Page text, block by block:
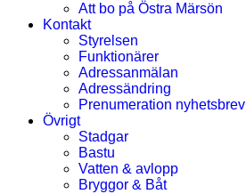
Att bo på Östra Märsön
Kontakt
Styrelsen
Funktionärer
Adressanmälan
Adressändring
Prenumeration nyhetsbrev
Övrigt
Stadgar
Bastu
Vatten & avlopp
Bryggor & Båt